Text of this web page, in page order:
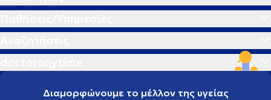
Διαμορφώνουμε το μέλλον της υγείας